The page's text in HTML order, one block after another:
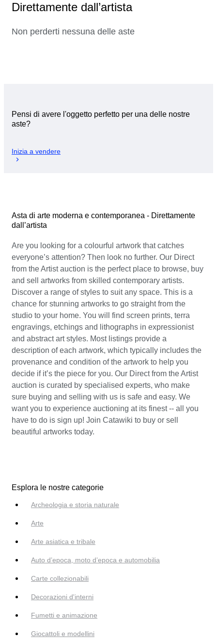
Direttamente dall’artista
Non perderti nessuna delle aste
Pensi di avere l'oggetto perfetto per una delle nostre
aste?
Inizia a vendere
Asta di arte moderna e contemporanea - Direttamente
dall’artista
Are you looking for a colourful artwork that catches
everyone’s attention? Then look no further. Our Direct
from the Artist auction is the perfect place to browse, buy
and sell artworks from skilled contemporary artists.
Discover a range of styles to suit any space. This is a
chance for stunning artworks to go straight from the
studio to your home. You will find screen prints, terra
engravings, etchings and lithographs in expressionist
and abstract art styles. Most listings provide a
description of each artwork, which typically includes the
provenance and condition of the artwork to help you
decide if it’s the piece for you. Our Direct from the Artist
auction is curated by specialised experts, who make
sure buying and selling with us is safe and easy. We
want you to experience auctioning at its finest -- all you
have to do is sign up! Join Catawiki to buy or sell
beautiful artworks today.
Esplora le nostre categorie
Archeologia e storia naturale
Arte
Arte asiatica e tribale
Auto d’epoca, moto d’epoca e automobilia
Carte collezionabili
Decorazioni d'interni
Fumetti e animazione
Giocattoli e modellini